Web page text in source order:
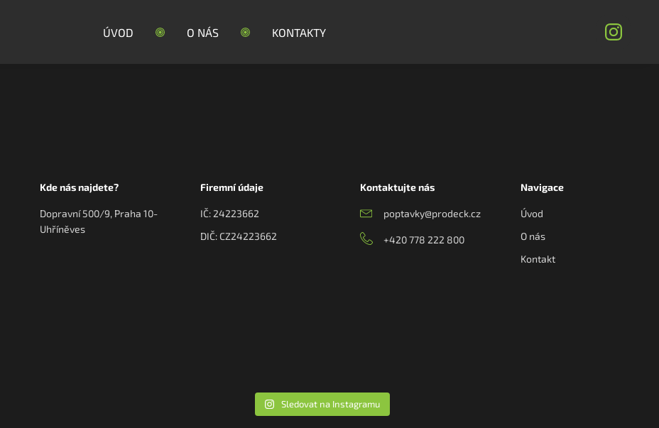
ÚVOD O NÁS KONTAKTY
Kde nás najdete?
Dopravní 500/9, Praha 10-
Uhříněves
Firemní údaje
IČ: 24223662
DIČ: CZ24223662
Kontaktujte nás
poptavky@prodeck.cz
+420 778 222 800
Navigace
Úvod
O nás
Kontakt
Sledovat na Instagramu